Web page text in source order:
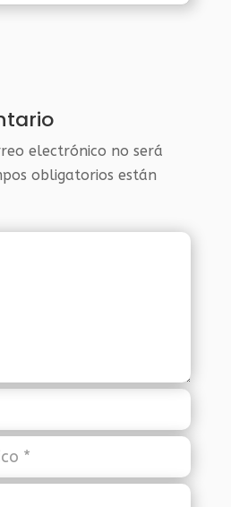
electrónico no será
obligatorios están